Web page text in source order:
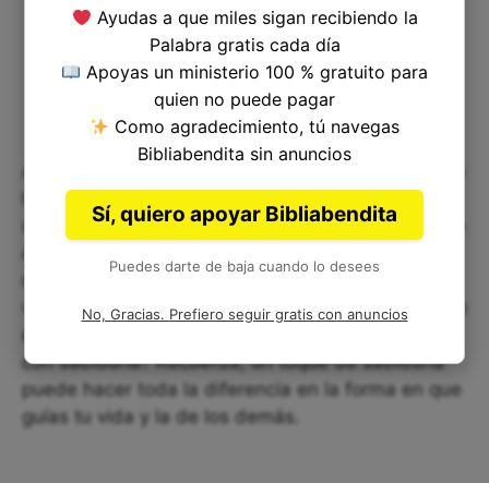
la verdadera fuerza de un líder radica en su
sabiduría. Cuando los reyes toman decisiones con
no solo impactan sus reinos, sino también las
vidas de todos a su alrededor. La próxima vez que
enfrentes un dilema, pregúntate: ¿Estoy eligiendo
con sabiduría? Recuerda, un toque de sabiduría
puede hacer toda la diferencia en la forma en que
guías tu vida y la de los demás.
Ayudas a que miles sigan recibiendo la
Palabra gratis cada día
Apoyas un ministerio 100 % gratuito para
quien no puede pagar
Como agradecimiento, tú navegas
Bibliabendita sin anuncios
Sí, quiero apoyar Bibliabendita
Puedes darte de baja cuando lo desees
No, Gracias. Prefiero seguir gratis con anuncios